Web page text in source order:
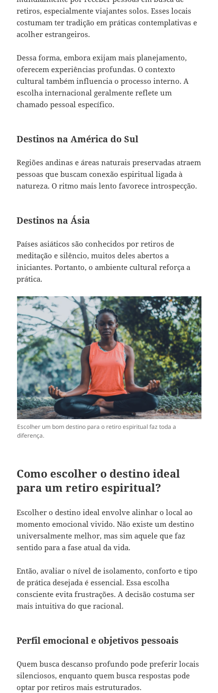
retiros, especialmente viajantes solos. Esses locais
costumam ter tradição em práticas contemplativas e
acolher estrangeiros.
Dessa forma, embora exijam mais planejamento,
oferecem experiências profundas. O contexto
cultural também influencia o processo interno. A
escolha internacional geralmente reflete um
chamado pessoal específico.
Destinos na América do Sul
Regiões andinas e áreas naturais preservadas atraem
pessoas que buscam conexão espiritual ligada à
natureza. O ritmo mais lento favorece introspecção.
Destinos na Ásia
Países asiáticos são conhecidos por retiros de
meditação e silêncio, muitos deles abertos a
iniciantes. Portanto, o ambiente cultural reforça a
prática.
Escolher um bom destino para o retiro espiritual faz toda a
diferença.
Como escolher o destino ideal
para um retiro espiritual?
Escolher o destino ideal envolve alinhar o local ao
momento emocional vivido. Não existe um destino
universalmente melhor, mas sim aquele que faz
sentido para a fase atual da vida.
Então, avaliar o nível de isolamento, conforto e tipo
de prática desejada é essencial. Essa escolha
consciente evita frustrações. A decisão costuma ser
mais intuitiva do que racional.
Perfil emocional e objetivos pessoais
Quem busca descanso profundo pode preferir locais
silenciosos, enquanto quem busca respostas pode
optar por retiros mais estruturados.